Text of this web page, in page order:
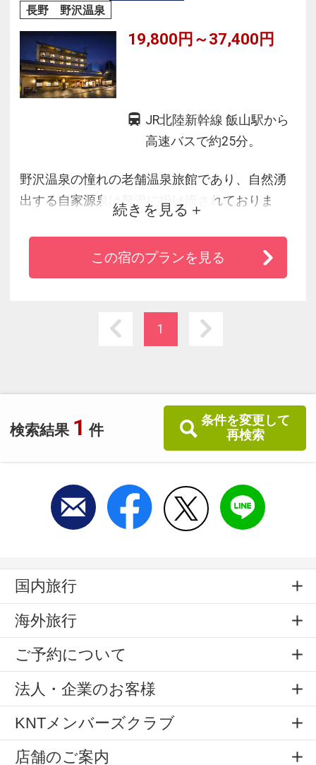
検索結果 1 件
条件を変更して
再検索
長野 野沢温泉
19,800円～37,400円
JR北陸新幹線 飯山駅から
高速バスで約25分。
野沢温泉の憧れの老舗温泉旅館であり、自然湧
出する自家源泉は贅沢に掛け流されておりま
す。産地直送よりも新鮮で、肥えた土が創り出
すうま味の強い食材を生かした、信州創作和食
が｢さかや｣のスタイルです。
続きを見る
この宿のプランを見る
1
国内旅行
海外旅行
ご予約について
法人・企業のお客様
KNTメンバーズクラブ
店舗のご案内